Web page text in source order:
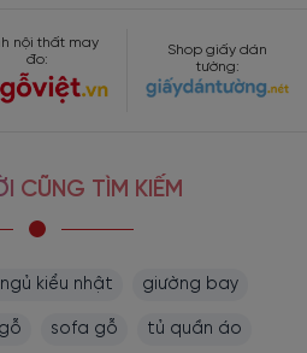
nội thất may
đo:
Shop giấy dán
tường:
CŨNG TÌM KIẾM
kiểu nhật giường bay
sofa gỗ tủ quần áo